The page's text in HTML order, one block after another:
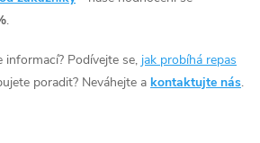
.
informací? Podívejte se, jak probíhá repas
poradit? Neváhejte a kontaktujte nás.